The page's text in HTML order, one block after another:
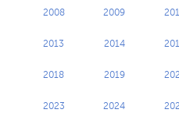
2008 2009
2013 2014
2018 2019
2023 2024